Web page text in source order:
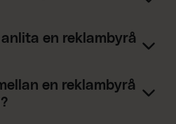
en reklambyrå
en reklambyrå